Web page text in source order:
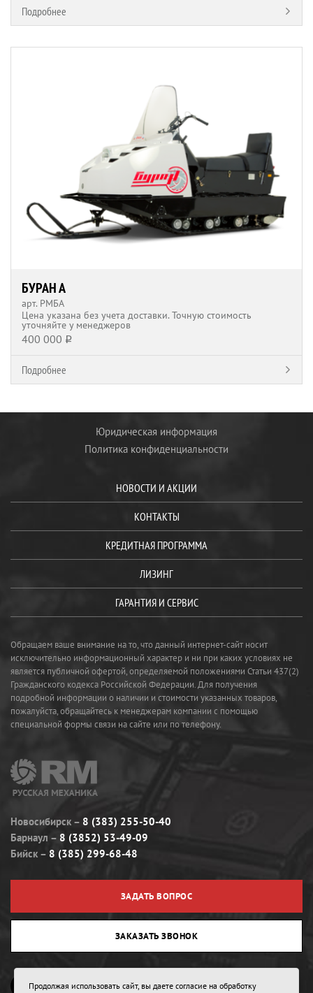
Продолжая использовать сайт, вы даете согласие на обработку
Подробнее
БУРАН А
арт. РМБА
Цена указана без учета доставки. Точную стоимость
уточняйте у менеджеров
400 000 q
Подробнее
Юридическая информация
Политика конфиденциальности
НОВОСТИ И АКЦИИ
КОНТАКТЫ
КРЕДИТНАЯ ПРОГРАММА
ЛИЗИНГ
ГАРАНТИЯ И СЕРВИС
Обращаем ваше внимание на то, что данный интернет-сайт носит
исключительно информационный характер и ни при каких условиях не
является публичной офертой, определяемой положениями Статьи 437(2)
Гражданского кодекса Российской Федерации. Для получения
подробной информации о наличии и стоимости указанных товаров,
пожалуйста, обращайтесь к менеджерам компании с помощью
специальной формы связи на сайте или по телефону.
Новосибирск
8 (383) 255-50-40
Барнаул
8 (3852) 53-49-09
Бийск
8 (385) 299-68-48
ЗАДАТЬ ВОПРОС
ЗАКАЗАТЬ ЗВОНОК